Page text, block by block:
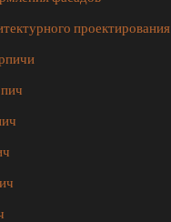
проектирования